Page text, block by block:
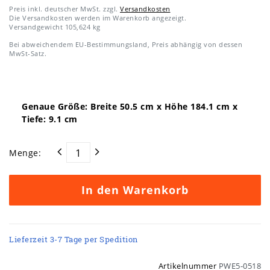
Preis inkl. deutscher MwSt. zzgl. Versandkosten
Die Versandkosten werden im Warenkorb angezeigt.
Versandgewicht 105,624 kg
Bei abweichendem EU-Bestimmungsland, Preis abhängig von dessen
MwSt-Satz.
Genaue Größe: Breite 50.5 cm x Höhe 184.1 cm x
Tiefe: 9.1 cm
Menge:
In den Warenkorb
Lieferzeit 3-7 Tage per Spedition
Artikelnummer PWE5-0518